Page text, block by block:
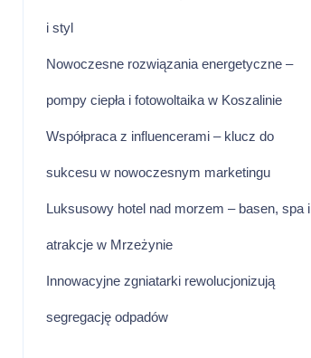
i styl
Nowoczesne rozwiązania energetyczne –
pompy ciepła i fotowoltaika w Koszalinie
Współpraca z influencerami – klucz do
sukcesu w nowoczesnym marketingu
Luksusowy hotel nad morzem – basen, spa i
atrakcje w Mrzeżynie
Innowacyjne zgniatarki rewolucjonizują
segregację odpadów